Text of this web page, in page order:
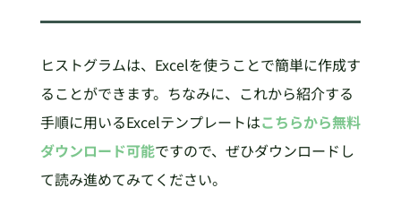
ヒストグラムは、Excelを使うことで簡単に作成す
ることができます。ちなみに、これから紹介する
手順に用いるExcelテンプレートはこちらから無料
ダウンロード可能ですので、ぜひダウンロードし
て読み進めてみてください。